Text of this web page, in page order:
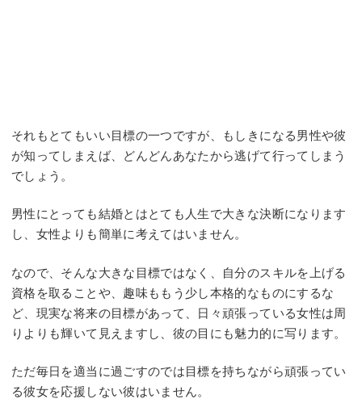
それもとてもいい目標の一つですが、もしきになる男性や彼
が知ってしまえば、どんどんあなたから逃げて行ってしまう
でしょう。
男性にとっても結婚とはとても人生で大きな決断になります
し、女性よりも簡単に考えてはいません。
なので、そんな大きな目標ではなく、自分のスキルを上げる
資格を取ることや、趣味ももう少し本格的なものにするな
ど、現実な将来の目標があって、日々頑張っている女性は周
りよりも輝いて見えますし、彼の目にも魅力的に写ります。
ただ毎日を適当に過ごすのでは目標を持ちながら頑張ってい
る彼女を応援しない彼はいません。